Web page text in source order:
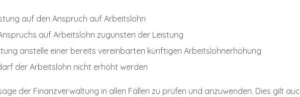
auf den Anspruch auf Arbeitslohn
auf Arbeitslohn zugunsten der Leistung
anstelle einer bereits vereinbarten künftigen Arbeitslohnerhöhung
der Arbeitslohn nicht erhöht werden
der Finanzverwaltung in allen Fällen zu prüfen und anzuwenden. Dies gilt